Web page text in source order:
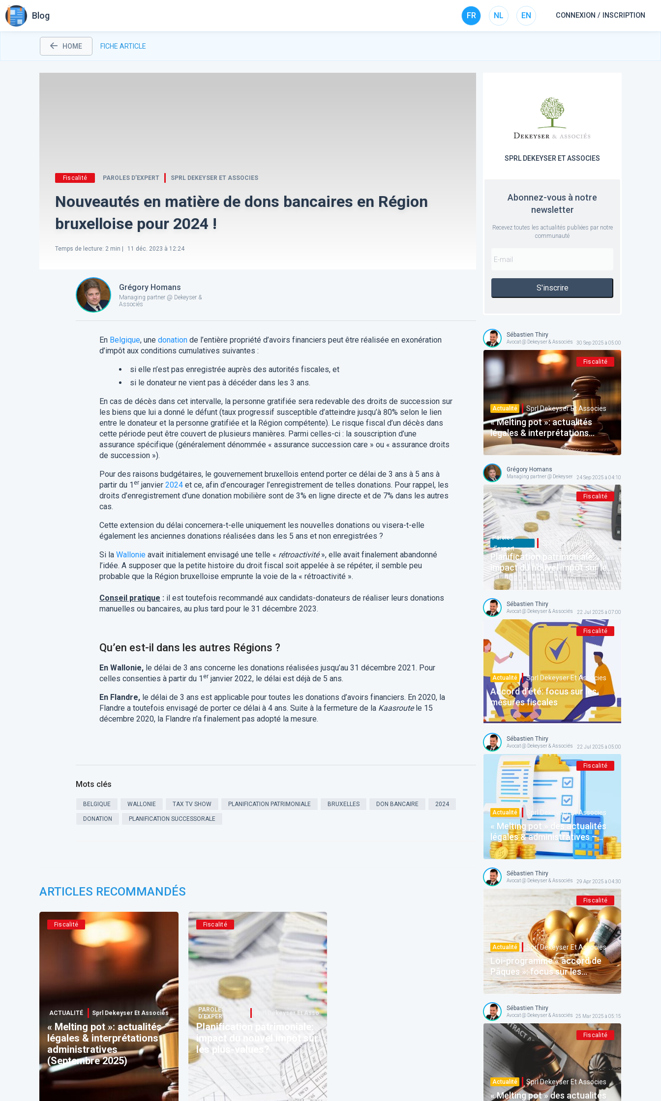
Blog FR NL EN CONNEXION / INSCRIPTION
HOME FICHE ARTICLE
Fiscalité PAROLES D’EXPERT SPRL DEKEYSER ET ASSOCIES
Nouveautés en matière de dons bancaires en Région
bruxelloise pour 2024 !
Temps de lecture: 2 min | 11 déc. 2023 à 12:24
Grégory Homans
Managing partner @ Dekeyser &
Associés
En Belgique, une donationde l’entière propriété d’avoirs financiers peut être réalisée en exonération
d’impôt aux conditions cumulatives suivantes :
si elle n’est pas enregistrée auprès des autorités fiscales, et
si le donateur ne vient pas à décéder dans les 3 ans.
En cas de décès dans cet intervalle, la personne gratifiée sera redevable des droits de succession sur
les biens que lui a donné le défunt (taux progressif susceptible d’atteindre jusqu’à 80% selon le lien
entre le donateur et la personne gratifiée et la Région compétente). Le risque fiscal d’un décès dans
cette période peut être couvert de plusieurs manières. Parmi celles-ci : la souscription d’une
assurance spécifique (généralement dénommée « assurance succession care » ou « assurance droits
de succession »).
Pour des raisons budgétaires, le gouvernement bruxellois entend porter ce délai de 3 ans à 5 ans à
partir du 1 erjanvier 2024et ce, afin d’encourager l’enregistrement de telles donations. Pour rappel, les
droits d’enregistrement d’une donation mobilière sont de 3% en ligne directe et de 7% dans les autres
cas.
Cette extension du délai concernera-t-elle uniquement les nouvelles donations ou visera-t-elle
également les anciennes donations réalisées dans les 5 ans et non enregistrées ?
Si la Wallonieavait initialement envisagé une telle « rétroactivité», elle avait finalement abandonné
l’idée. A supposer que la petite histoire du droit fiscal soit appelée à se répéter, il semble peu
probable que la Région bruxelloise emprunte la voie de la « rétroactivité ».
Conseil pratique :il est toutefois recommandé aux candidats-donateurs de réaliser leurs donations
manuelles ou bancaires, au plus tard pour le 31 décembre 2023.
Qu’en est-il dans les autres Régions ?
En Wallonie,le délai de 3 ans concerne les donations réalisées jusqu’au 31 décembre 2021. Pour
celles consenties à partir du 1 erjanvier 2022, le délai est déjàde 5 ans.
En Flandre, le délai de 3 ans est applicable pour toutes les donations d’avoirs financiers. En 2020, la
Flandre a toutefois envisagé de porter ce délai à 4 ans. Suite à la fermeture de la Kaasroutele 15
décembre 2020, la Flandre n’a finalement pas adopté la mesure.
Mots clés
BELGIQUE WALLONIE TAX TV SHOW PLANIFICATION PATRIMONIALE BRUXELLES DON BANCAIRE 2024
DONATION PLANIFICATION SUCCESSORALE
ARTICLES RECOMMANDÉS
Fiscalité
ACTUALITÉ Sprl Dekeyser Et Associes
« Melting pot »: actualités
légales & interprétations
administratives
(Septembre 2025)
Fiscalité
PAROLES
D’EXPERT
Sprl Dekeyser Et Associes
Planification patrimoniale:
impact du nouvel impôt sur
les plus-values?
SPRL DEKEYSER ET ASSOCIES
Abonnez-vous à notre
newsletter
Recevez toutes les actualités publiées par notre
communauté
S'inscrire
Sébastien Thiry
Avocat @ Dekeyser & Associés 30 Sep 2025 à 05:00
Fiscalité
Actualité Sprl Dekeyser Et Associes
« Melting pot »: actualités
légales & interprétations
administratives (Septembre
2025)
Grégory Homans
Managing partner @ Dekeyser & Associés24 Sep 2025 à 04:10
Fiscalité
Paroles
d’expert
Planification patrimoniale:
impact du nouvel impôt sur les
plus-values?
Sébastien Thiry
Avocat @ Dekeyser & Associés 22 Jul 2025 à 07:00
Fiscalité
Actualité Sprl Dekeyser Et Associes
Accord d’été: focus sur les
mesures fiscales
Sébastien Thiry
Avocat @ Dekeyser & Associés 22 Jul 2025 à 05:00
Fiscalité
Actualité Sprl Dekeyser Et Associes
« Melting pot » des actualités
légales & administratives –
juillet 2025
Sébastien Thiry
Avocat @ Dekeyser & Associés 29 Apr 2025 à 04:30
Fiscalité
Actualité Sprl Dekeyser Et Associes
Loi-programme « accord de
Pâques »: focus sur les
aspects IPP
Sébastien Thiry
Avocat @ Dekeyser & Associés 25 Mar 2025 à 05:15
Fiscalité
Actualité Sprl Dekeyser Et Associes
« Melting pot » des actualités